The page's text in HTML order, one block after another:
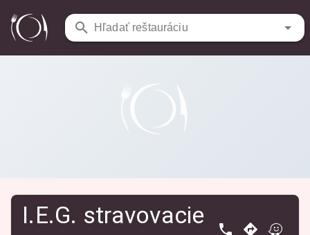
Hľadať reštauráciu
Reštaurácie / I.E.G. stravovacie služby
I.E.G. stravovacie služby